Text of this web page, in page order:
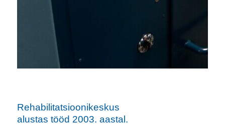
Rehabilitatsioonikeskus
alustas tööd 2003. aastal.